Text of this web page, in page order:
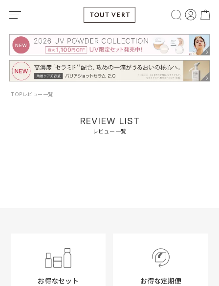
TOP レビュー一覧
REVIEW LIST
レビュー一覧
お得なセット お得な定期便